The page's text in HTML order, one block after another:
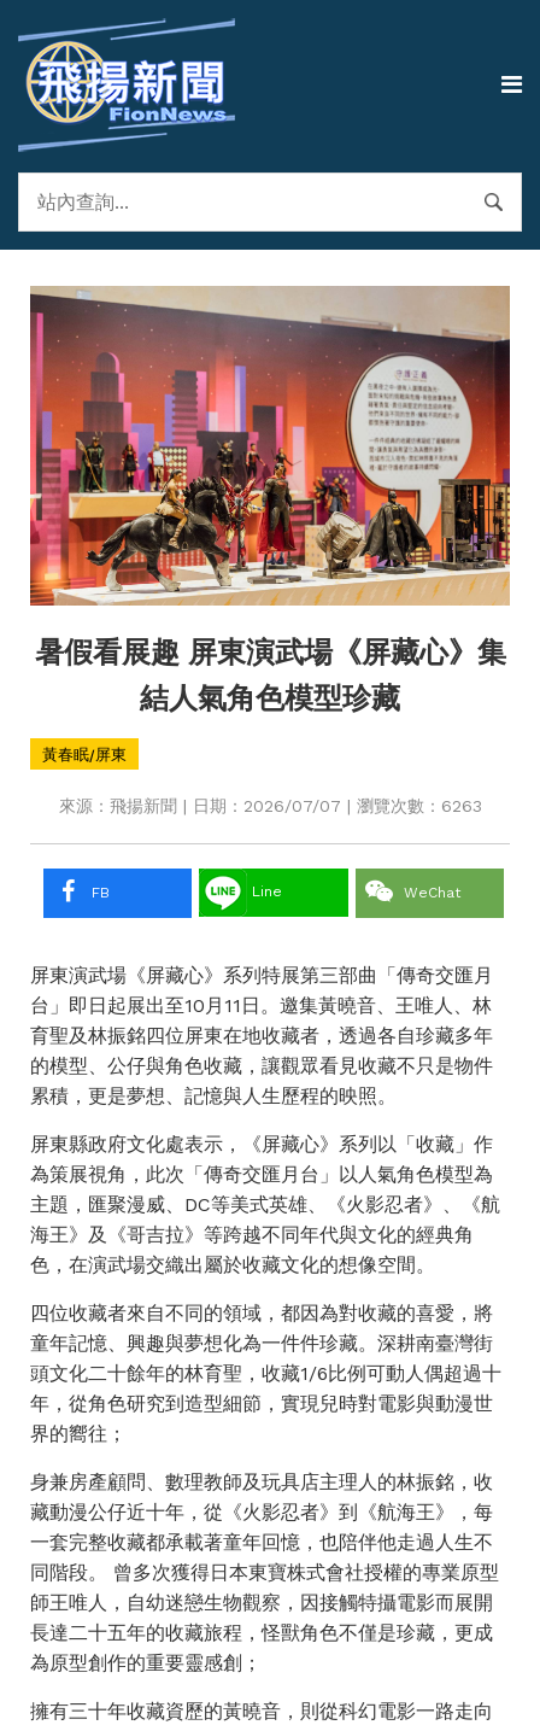
暑假看展趣 屏東演武場《屏藏心》集
結人氣角色模型珍藏
黃春眠/屏東
來源：飛揚新聞 | 日期：2026/07/07 | 瀏覽次數：6263
FB Line WeChat
屏東演武場《屏藏心》系列特展第三部曲「傳奇交匯月
台」即日起展出至10月11日。邀集黃曉音、王唯人、林
育聖及林振銘四位屏東在地收藏者，透過各自珍藏多年
的模型、公仔與角色收藏，讓觀眾看見收藏不只是物件
累積，更是夢想、記憶與人生歷程的映照。
屏東縣政府文化處表示，《屏藏心》系列以「收藏」作
為策展視角，此次「傳奇交匯月台」以人氣角色模型為
主題，匯聚漫威、DC等美式英雄、《火影忍者》、《航
海王》及《哥吉拉》等跨越不同年代與文化的經典角
色，在演武場交織出屬於收藏文化的想像空間。
四位收藏者來自不同的領域，都因為對收藏的喜愛，將
童年記憶、興趣與夢想化為一件件珍藏。深耕南臺灣街
頭文化二十餘年的林育聖，收藏1/6比例可動人偶超過十
年，從角色研究到造型細節，實現兒時對電影與動漫世
界的嚮往；
身兼房產顧問、數理教師及玩具店主理人的林振銘，收
藏動漫公仔近十年，從《火影忍者》到《航海王》，每
一套完整收藏都承載著童年回憶，也陪伴他走過人生不
同階段。 曾多次獲得日本東寶株式會社授權的專業原型
師王唯人，自幼迷戀生物觀察，因接觸特攝電影而展開
長達二十五年的收藏旅程，怪獸角色不僅是珍藏，更成
為原型創作的重要靈感創；
擁有三十年收藏資歷的黃曉音，則從科幻電影一路走向